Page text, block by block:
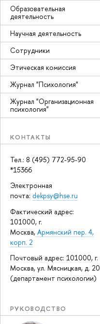
Образовательная
деятельность
Научная деятельность
Сотрудники
Этическая комиссия
Журнал "Психология"
Журнал "Организационная
психология"
КОНТАКТЫ
Тел.: 8 (495) 772-95-90
*15366
Электронная
почта: dekpsy@hse.ru
Фактический адрес:
101000, г.
Москва, Армянский пер. 4,
корп. 2
Почтовый адрес: 101000, г.
Москва, ул. Мясницкая, д. 20
(департамент психологии)
РУКОВОДСТВО